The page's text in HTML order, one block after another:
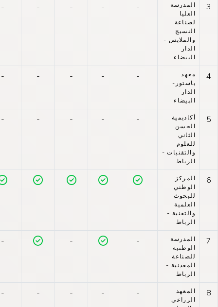
3
المدرسة
العليا
لصناعة
النسيج
والملابس -
الدار
البيضاء
-
-
-
-
-
4
معهد
باستور-
الدار
البيضاء
-
-
-
-
-
5
أكاديمية
الحسن
الثاني
للعلوم
والتقنيات -
الرباط
-
-
-
-
-
6
المركز
الوطني
للبحوث
العلمية
والتقنية -
الرباط
7
المدرسة
الوطنية
للصناعة
المعدنية -
الرباط
-
-
-
8
المعهد
الزراعي
-
-
-
-
-